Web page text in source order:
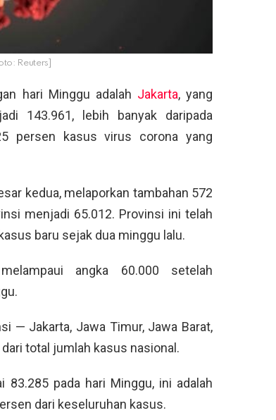
Reuters]
hari Minggu adalah Jakarta, yang
143.961, lebih banyak daripada
persen kasus virus corona yang
kedua, melaporkan tambahan 572
menjadi 65.012. Provinsi ini telah
baru sejak dua minggu lalu.
angka 60.000 setelah
— Jakarta, Jawa Timur, Jawa Barat,
total jumlah kasus nasional.
pada hari Minggu, ini adalah
dari keseluruhan kasus.